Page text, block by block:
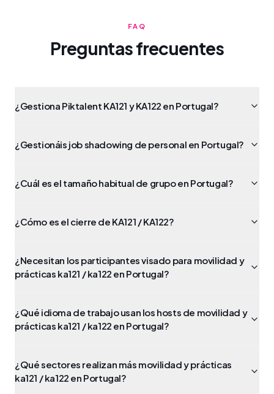
FAQ
Preguntas frecuentes
¿Gestiona Piktalent KA121 y KA122 en Portugal?
¿Gestionáis job shadowing de personal en Portugal?
¿Cuál es el tamaño habitual de grupo en Portugal?
¿Cómo es el cierre de KA121 / KA122?
¿Necesitan los participantes visado para movilidad y
prácticas ka121 / ka122 en Portugal?
¿Qué idioma de trabajo usan los hosts de movilidad y
prácticas ka121 / ka122 en Portugal?
¿Qué sectores realizan más movilidad y prácticas
ka121 / ka122 en Portugal?